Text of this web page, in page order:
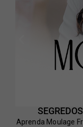
Aprenda Moulage